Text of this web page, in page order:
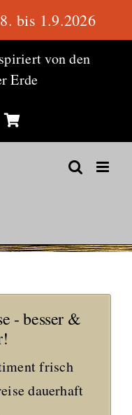
von den
Erde
- besser &
frisch
dauerhaft
bis 1.9.2026